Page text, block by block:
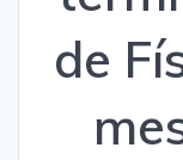
de